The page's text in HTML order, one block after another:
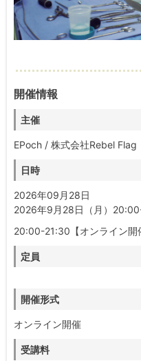
開催情報
主催
EPoch / 株式会社Rebel Flag
日時
2026年09月28日
2026年9月28日（月）
20:00-21:30【オンライン開
定員
開催形式
オンライン開催
受講料